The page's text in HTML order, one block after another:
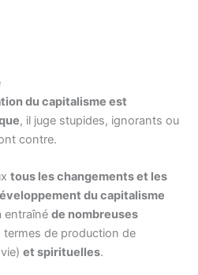
du capitalisme est
, il juge stupides, ignorants ou
contre.
tous les changements et les
du capitalisme
entraînéde nombreuses
termes de production de
vie)et spirituelles.